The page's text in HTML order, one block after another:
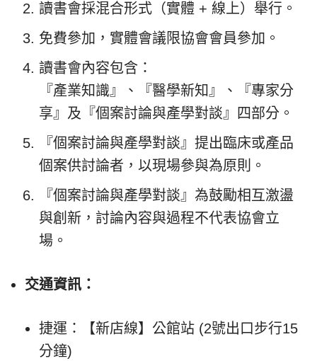
讀書會採混合形式（實體 + 線上）舉行。
免費參加，實體會議限協會會員參加。
讀書會內容包含：
『產業知識』、『醫學新知』、『專家分
享』及『個案討論與產學對談』四部分。
『個案討論與產學對談』提出臨床或產品
個案供討論者，以現場參與為原則。
『個案討論與產學對談』為鼓勵相互激盪
與創新，討論內容與過程不代表協會立
場。
交通資訊：
捷運：【新店線】公館站 (2號出口步行15
分鐘)